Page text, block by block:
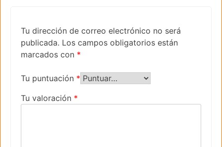
Tu dirección de correo electrónico no será
publicada. Los campos obligatorios están
marcados con *
Tu puntuación *
Tu valoración *